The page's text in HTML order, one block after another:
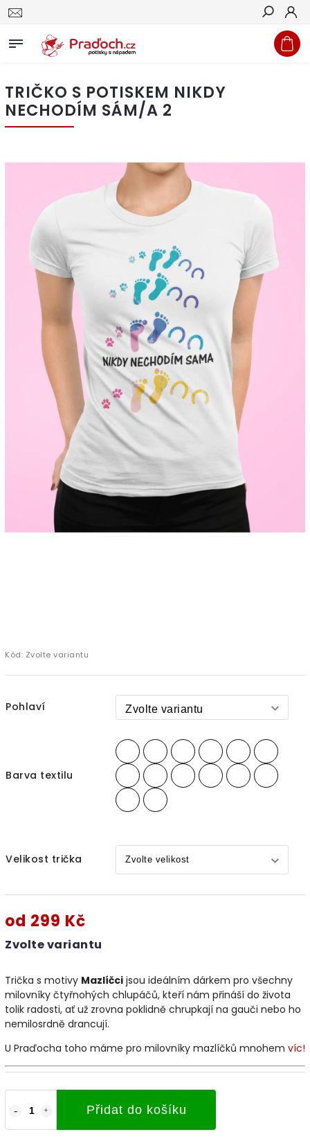
Hledat
TRIČKO S POTISKEM NIKDY
NECHODÍM SÁM/A 2
Kód: Zvolte variantu
Pohlaví
Barva textilu
Velikost trička
od 299 Kč
Zvolte variantu
Přidat do košíku
Trička s motivy Mazlíčci jsou ideálním dárkem pro všechny
milovníky čtyřnohých chlupáčů, kteří nám přináší do života
tolik radosti, ať už zrovna poklidně chrupkají na gauči nebo ho
nemilosrdně drancují.
U Praďocha toho máme pro milovníky mazlíčků mnohem víc!